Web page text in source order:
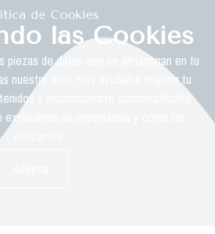
de Cookies
las Cookies
piezas de datos que se almacenan en tu
nuestro sitio. Nos ayudan a mejorar tu
y proporcionarte funcionalidades
su importancia y cómo las